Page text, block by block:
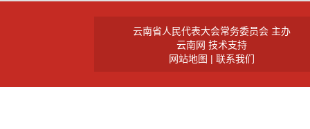
云南省人民代表大会常务委员会 主办
云南网 技术支持
网站地图 | 联系我们